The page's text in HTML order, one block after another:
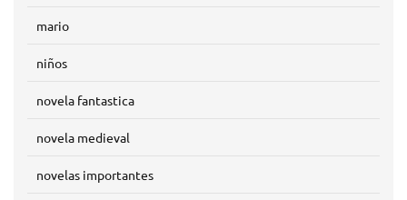
mario
niños
novela fantastica
novela medieval
novelas importantes